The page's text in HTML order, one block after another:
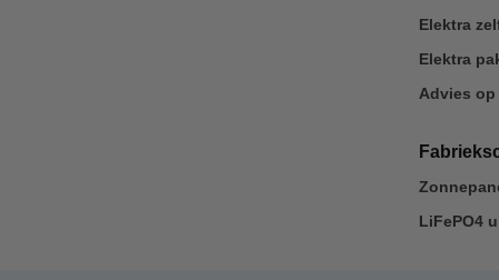
Elektra
Elektra
Advies op
LiFePO4